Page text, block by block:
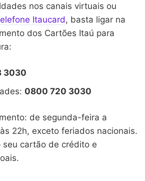
nos canais virtuais ou
Itaucard , basta ligar na
dos Cartões Itaú para
3030
0800 720 3030
de segunda-feira a
22h, exceto feriados nacionais.
seu cartão de crédito e